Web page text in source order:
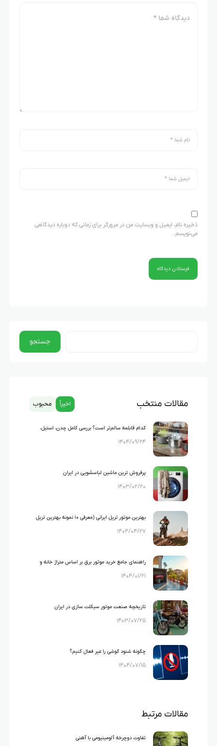
ذخیره نام، ایمیل و وبسایت من در مرورگر برای زمانی که دوباره دیدگاهی
می‌نویسم.
جستجو
مقالات منتخب اخیراً محبوب
کدام قابلمه سالم‌تر است؟ بررسی کامل چدن، استیل،
گرانیت و تفلون
۱۴۰۴/۰۹/۲۴
پرفروش ترین ماشین لباسشویی در ایران
۱۴۰۳/۰۲/۲۰
بهترین موتور تریل ایرانی (معرفی ۱۰ نمونه بهترین تریل
های ایرانی)
۱۴۰۴/۰۴/۲۷
راهنمای جامع خرید موتور برق بر اساس متراژ خانه و
لوازم خانگی
۱۴۰۴/۰۱/۲۱
تاریخچه صنعت موتور سیکلت سازی در ایران
۱۴۰۳/۰۷/۲۵
چگونه شنود گوشی را غیر فعال کنیم؟
۱۴۰۴/۰۷/۱۵
مقالات مرتبط
تفاوت دوچرخه آلومینیومی با آهنی